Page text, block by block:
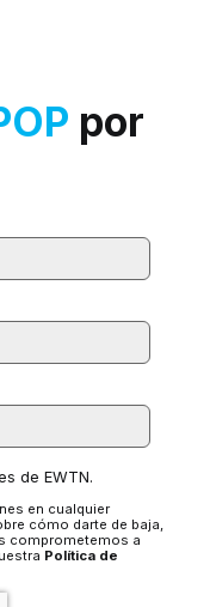
por
de EWTN.
en cualquier
cómo darte de baja,
comprometemos a
Política de